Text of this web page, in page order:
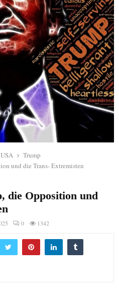
Trump
und die Trans- Extremisten
die Opposition und
0 1342